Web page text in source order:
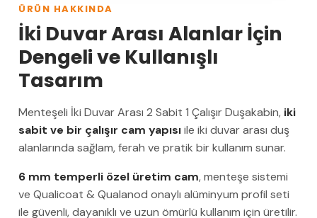
ÜRÜN HAKKINDA
İki Duvar Arası Alanlar İçin
Dengeli ve Kullanışlı
Tasarım
Menteşeli İki Duvar Arası 2 Sabit 1 Çalışır Duşakabin, iki
sabit ve bir çalışır cam yapısıile iki duvar arası duş
alanlarında sağlam, ferah ve pratik bir kullanım sunar.
6 mm temperli özel üretim cam, menteşe sistemi
ve Qualicoat & Qualanod onaylı alüminyum profil seti
ile güvenli, dayanıklı ve uzun ömürlü kullanım için üretilir.